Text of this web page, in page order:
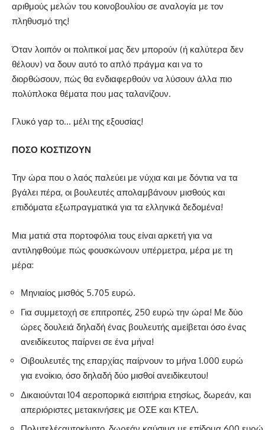
αριθμούς μελών του κοινοβουλίου σε αναλογία με τον
πληθυσμό της!
Όταν λοιπόν οι πολιτικοί μας δεν μπορούν (ή καλύτερα δεν
θέλουν) να δουν αυτό το απλό πράγμα και να το
διορθώσουν, πώς θα ενδιαφερθούν να λύσουν άλλα πιο
πολύπλοκα θέματα που μας ταλανίζουν.
Γλυκό γαρ το… μέλι της εξουσίας!
ΠΟΣΟ ΚΟΣΤΙΖΟΥΝ
Την ώρα που ο λαός παλεύει με νύχια και με δόντια να τα
βγάλει πέρα, οι βουλευτές απολαμβάνουν μισθούς και
επιδόματα εξωπραγματικά για τα ελληνικά δεδομένα!
Μια ματιά στα πορτοφόλια τους είναι αρκετή για να
αντιληφθούμε πώς φουσκώνουν υπέρμετρα, μέρα με τη
μέρα:
Μηνιαίος μισθός 5.705 ευρώ.
Για συμμετοχή σε επιτροπές, 250 ευρώ την ώρα! Με δύο
ώρες δουλειά δηλαδή ένας βουλευτής αμείβεται όσο ένας
ανειδίκευτος παίρνει σε ένα μήνα!
Οιβουλευτές της επαρχίας παίρνουν το μήνα 1.000 ευρώ
για ενοίκιο, όσο δηλαδή δύο μισθοί ανειδίκευτου!
Δικαιούνται 104 αεροπορικά εισιτήρια ετησίως, δωρεάν, και
απεριόριστες μετακινήσεις με ΟΣΕ και ΚΤΕΛ.